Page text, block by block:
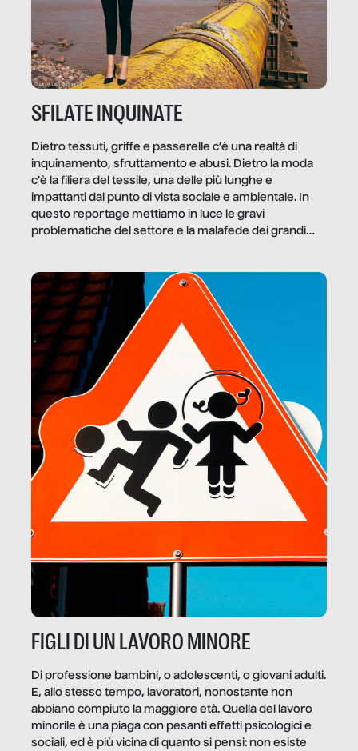
SFILATE INQUINATE
Dietro tessuti, griffe e passerelle c’è una realtà di
inquinamento, sfruttamento e abusi. Dietro la moda
c’è la filiera del tessile, una delle più lunghe e
impattanti dal punto di vista sociale e ambientale. In
questo reportage mettiamo in luce le gravi
problematiche del settore e la malafede dei grandi
FIGLI DI UN LAVORO MINORE
Di professione bambini, o adolescenti, o giovani adulti.
E, allo stesso tempo, lavoratori, nonostante non
abbiano compiuto la maggiore età. Quella del lavoro
minorile è una piaga con pesanti effetti psicologici e
sociali, ed è più vicina di quanto si pensi: non esiste